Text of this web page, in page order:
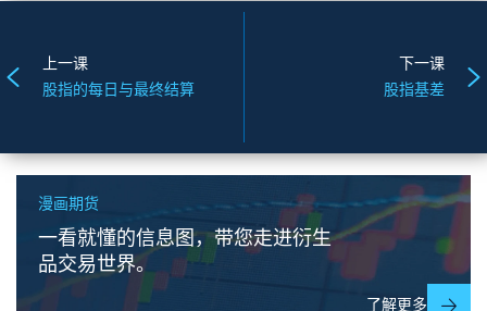
上一课
股指的每日与最终结算
下一课
股指基差
漫画期货
一看就懂的信息图，带您走进衍生
品交易世界。
了解更多